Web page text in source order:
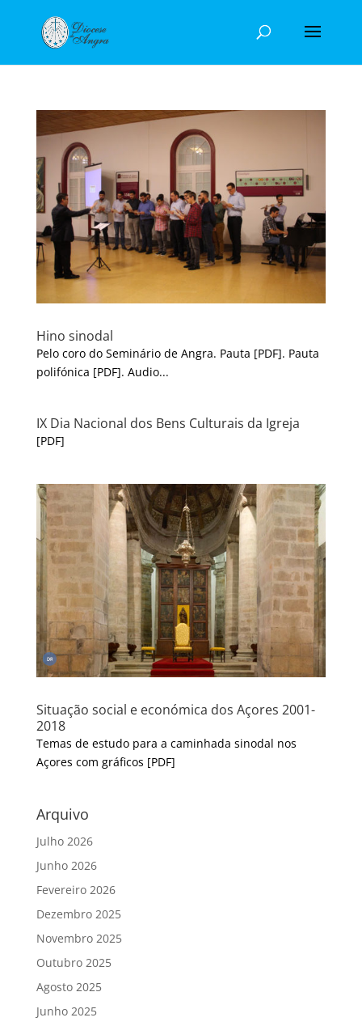
Hino sinodal
Pelo coro do Seminário de Angra. Pauta [PDF]. Pauta
polifónica [PDF]. Audio...
IX Dia Nacional dos Bens Culturais da Igreja
[PDF]
Situação social e económica dos Açores 2001-
2018
Temas de estudo para a caminhada sinodal nos
Açores com gráficos [PDF]
Arquivo
Julho 2026
Junho 2026
Fevereiro 2026
Dezembro 2025
Novembro 2025
Outubro 2025
Agosto 2025
Junho 2025